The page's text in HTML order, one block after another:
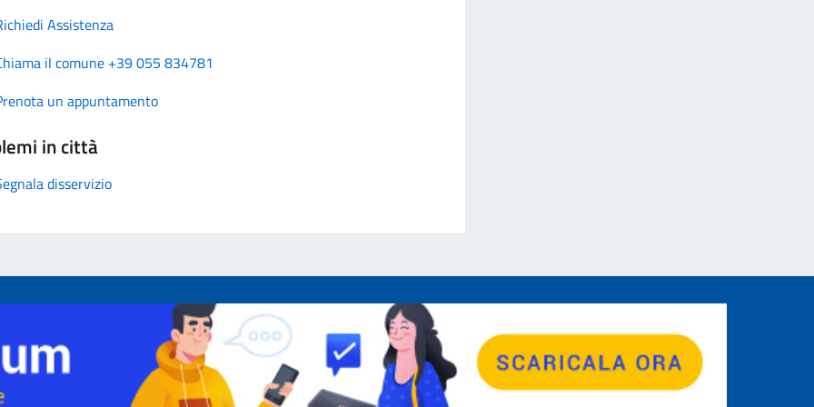
Assistenza
il comune +39 055 834781
un appuntamento
in città
disservizio